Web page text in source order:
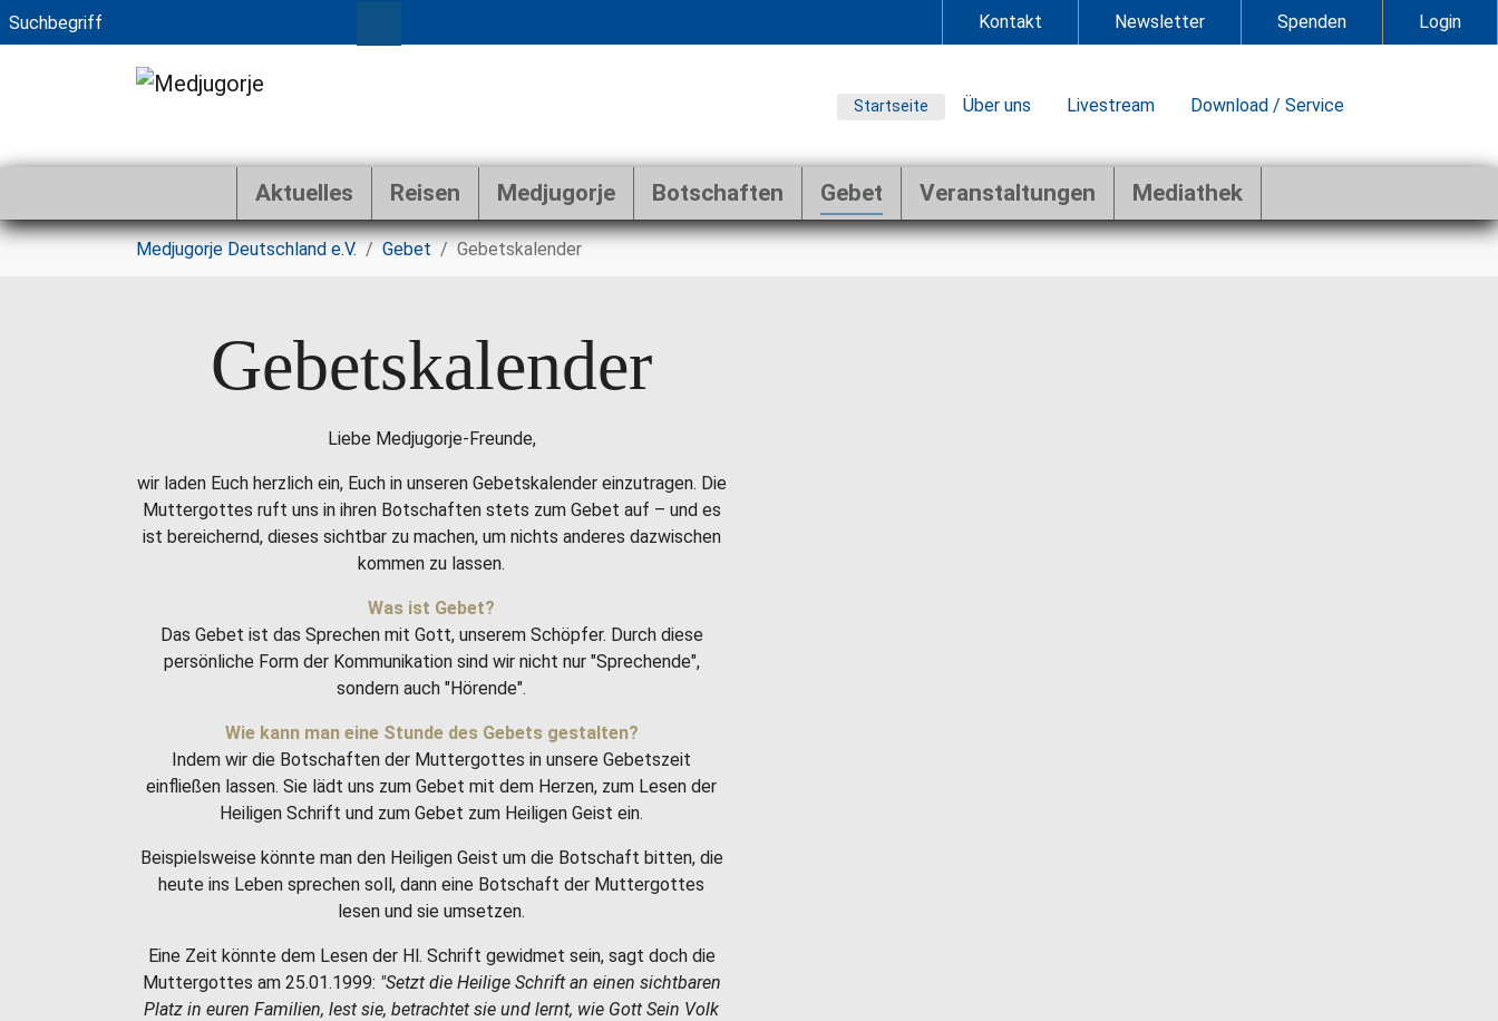
Zum Hauptinhalt springen
Kontakt Newsletter Spenden Login
Startseite Über uns Livestream Download / Service
Aktuelles Reisen Medjugorje Botschaften Gebet Veranstaltungen Mediathek
Sie sind hier:
Medjugorje Deutschland e.V. Gebet Gebetskalender
Gebetskalender
Liebe Medjugorje-Freunde,
wir laden Euch herzlich ein, Euch in unseren Gebetskalender einzutragen. Die
Muttergottes ruft uns in ihren Botschaften stets zum Gebet auf – und es
ist bereichernd, dieses sichtbar zu machen, um nichts anderes dazwischen
kommen zu lassen.
Was ist Gebet?
Das Gebet ist das Sprechen mit Gott, unserem Schöpfer. Durch diese
persönliche Form der Kommunikation sind wir nicht nur "Sprechende",
sondern auch "Hörende".
Wie kann man eine Stunde des Gebets gestalten?
Indem wir die Botschaften der Muttergottes in unsere Gebetszeit
einfließen lassen. Sie lädt uns zum Gebet mit dem Herzen, zum Lesen der
Heiligen Schrift und zum Gebet zum Heiligen Geist ein.
Beispielsweise könnte man den Heiligen Geist um die Botschaft bitten, die
heute ins Leben sprechen soll, dann eine Botschaft der Muttergottes
lesen und sie umsetzen.
Eine Zeit könnte dem Lesen der Hl. Schrift gewidmet sein, sagt doch die
Muttergottes am 25.01.1999: "Setzt die Heilige Schrift an einen sichtbaren
Platz in euren Familien, lest sie, betrachtet sie und lernt, wie Gott Sein Volk